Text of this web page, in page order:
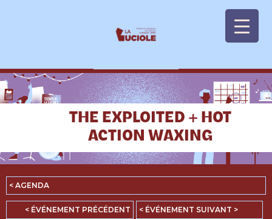
THE EXPLOITED + HOT
ACTION WAXING
< AGENDA
< ÉVÉNEMENT PRÉCÉDENT < ÉVÉNEMENT SUIVANT >